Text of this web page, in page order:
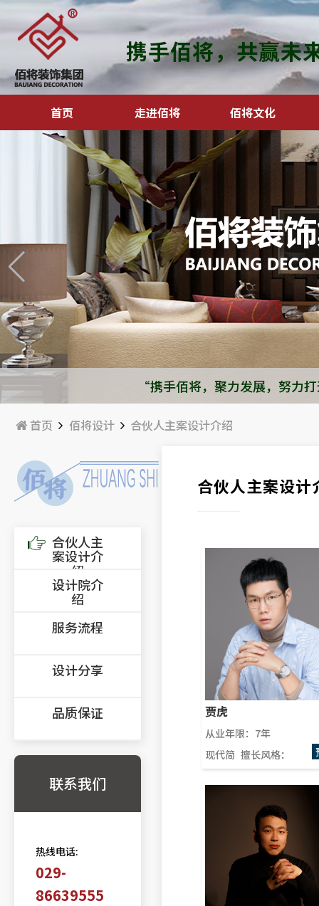
携手佰将，共赢未
首页 走进佰将 佰将文化
“携手佰将，聚力发展，努力
首页 佰将设计 合伙人主案设计介绍
合伙人主
案设计介
绍
设计院介
绍
服务流程
设计分享
品质保证
联系我们
热线电话:
029-
86639555
合伙人主案设计
贾虎
从业年限：7年
擅长风格：
现代简